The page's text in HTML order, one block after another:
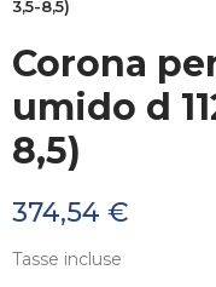
3,5-8,5)
Corona
umido d
8,5)
374,54 €
Tasse incluse